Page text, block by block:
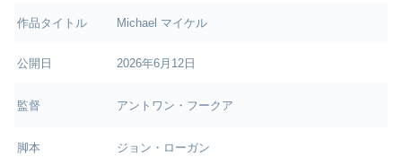
作品タイトル Michael マイケル
公開日 2026年6月12日
監督 アントワン・フークア
脚本 ジョン・ローガン